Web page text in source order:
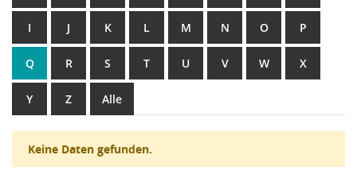
I J K L M N O P
Q R S T U V W X
Y Z Alle
Keine Daten gefunden.